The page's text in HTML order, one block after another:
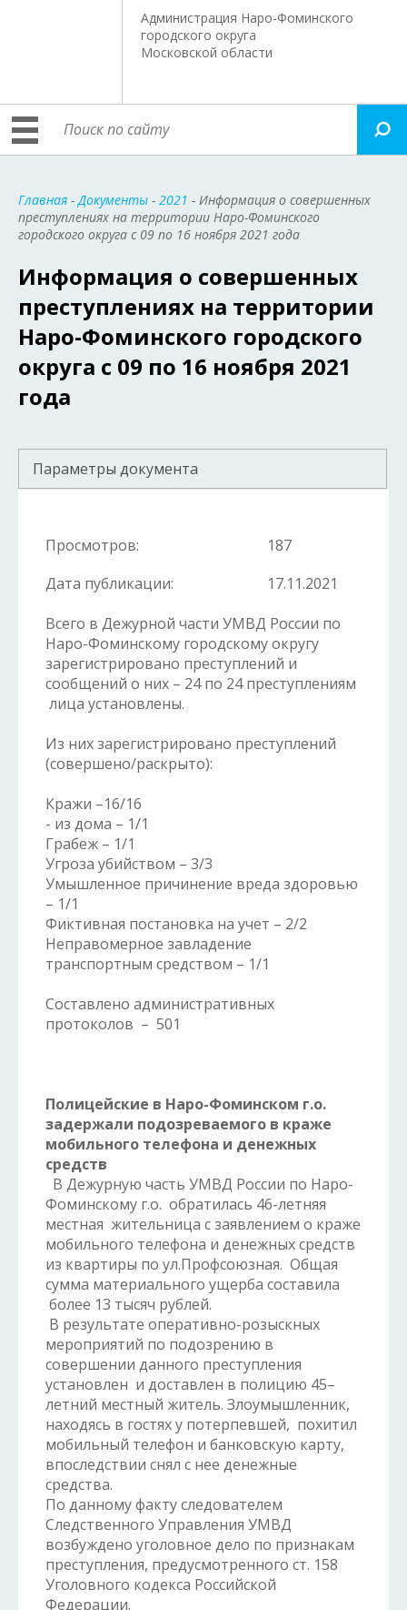
Администрация Наро-Фоминского
городского округа
Московской области
Главная -Документы - 2021 - Информация о совершенных
преступлениях на территории Наро-Фоминского
городского округа c 09 по 16 ноября 2021 года
Информация о совершенных
преступлениях на территории
Наро-Фоминского городского
округа c 09 по 16 ноября 2021
года
Параметры документа
Просмотров:
187
Дата публикации:
17.11.2021
Всего в Дежурной части УМВД России по
Наро-Фоминскому городскому округу
зарегистрировано преступлений и
сообщений о них – 24 по 24 преступлениям
лица установлены.
Из них зарегистрировано преступлений
(совершено/раскрыто):
Кражи –16/16
- из дома – 1/1
Грабеж – 1/1
Угроза убийством – 3/3
Умышленное причинение вреда здоровью
– 1/1
Фиктивная постановка на учет – 2/2
Неправомерное завладение
транспортным средством – 1/1
Составлено административных
протоколов – 501
Полицейские в Наро-Фоминском г.о.
задержали подозреваемого в краже
мобильного телефона и денежных
средств
В Дежурную часть УМВД России по Наро-
Фоминскому г.о. обратилась 46-летняя
местная жительница с заявлением о краже
мобильного телефона и денежных средств
из квартиры по ул.Профсоюзная. Общая
сумма материального ущерба составила
более 13 тысяч рублей.
В результате оперативно-розыскных
мероприятий по подозрению в
совершении данного преступления
установлен и доставлен в полицию 45–
летний местный житель. Злоумышленник,
находясь в гостях у потерпевшей, похитил
мобильный телефон и банковскую карту,
впоследствии снял с нее денежные
средства.
По данному факту следователем
Следственного Управления УМВД
возбуждено уголовное дело по признакам
преступления, предусмотренного ст. 158
Уголовного кодекса Российской
Федерации.